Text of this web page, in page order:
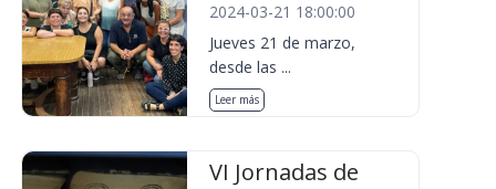
2024-03-21 18:00:00
Jueves 21 de marzo,
desde las ...
Leer más
VI Jornadas de